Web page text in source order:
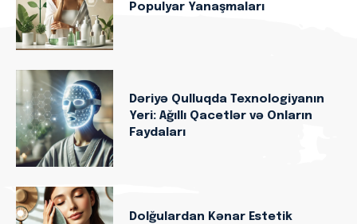
Populyar Yanaşmaları
Dəriyə Qulluqda Texnologiyanın
Yeri: Ağıllı Qacetlər və Onların
Faydaları
Dolğulardan Kənar Estetik